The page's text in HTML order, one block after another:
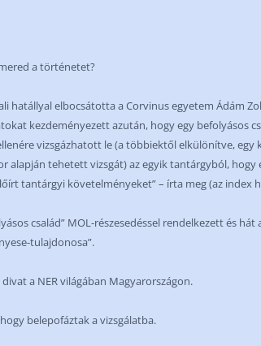
a történetet?
hatállyal elbocsátotta a Corvinus egyetem Ádám
kezdeményezett azután, hogy egy befolyásos
vizsgázhatott le (a többiektől elkülönítve, egy
alapján tehetett vizsgát) az egyik tantárgyból,
tantárgyi követelményeket” – írta meg (az index
család” MOL-részesedéssel rendelkezett és
tulajdonosa”.
divat a NER világában Magyarországon.
belepofáztak a vizsgálatba.